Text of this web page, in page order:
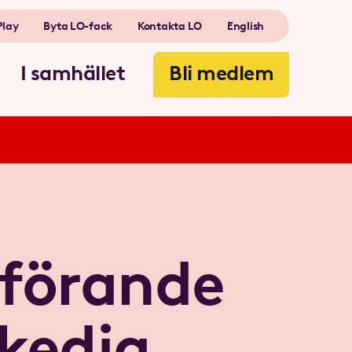
I samhället Bli medlem
Byta LO-fack Kontakta LO English